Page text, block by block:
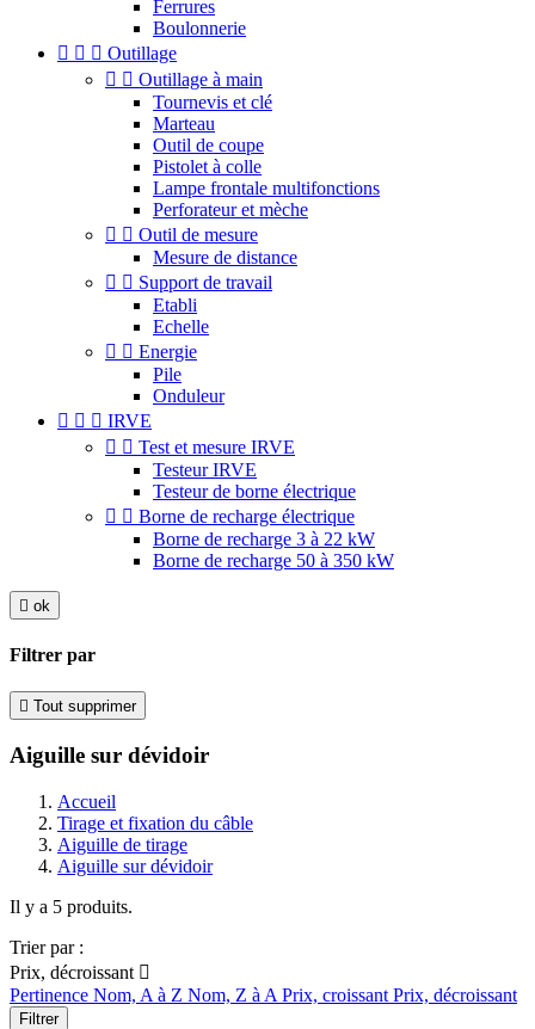
Ferrures
Boulonnerie
   Outillage
  Outillage à main
Tournevis et clé
Marteau
Outil de coupe
Pistolet à colle
Lampe frontale multifonctions
Perforateur et mèche
  Outil de mesure
Mesure de distance
  Support de travail
Etabli
Echelle
  Energie
Pile
Onduleur
   IRVE
  Test et mesure IRVE
Testeur IRVE
Testeur de borne électrique
  Borne de recharge électrique
Borne de recharge 3 à 22 kW
Borne de recharge 50 à 350 kW
 ok
Filtrer par
 Tout supprimer
Aiguille sur dévidoir
Accueil
Tirage et fixation du câble
Aiguille de tirage
Aiguille sur dévidoir
Il y a 5 produits.
Trier par :
Prix, décroissant 
Pertinence Nom, A à Z Nom, Z à A Prix, croissant Prix, décroissant
Filtrer